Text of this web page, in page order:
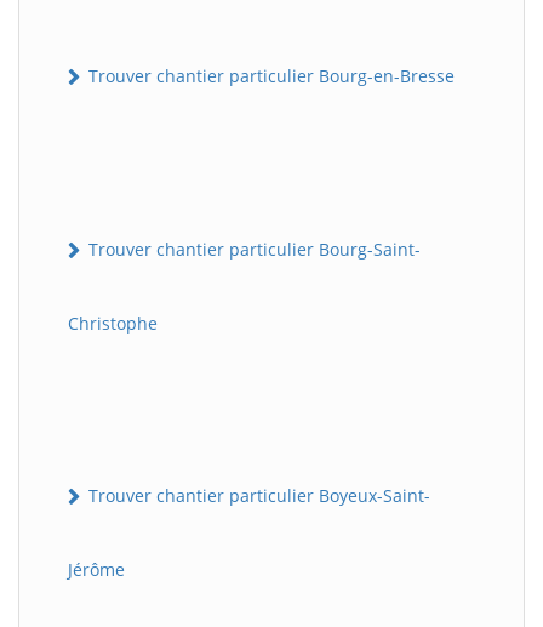
Trouver chantier particulier Bourg-en-Bresse
Trouver chantier particulier Bourg-Saint-
Christophe
Trouver chantier particulier Boyeux-Saint-
Jérôme